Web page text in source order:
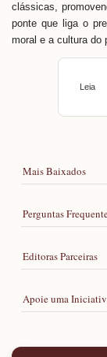
clássicas,
ponte que liga o
moral e a cultura do
Leia
Mais Baixados
Perguntas
Editoras Parceiras
Apoie uma